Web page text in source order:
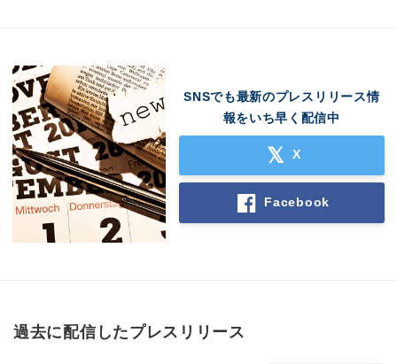
SNSでも最新のプレスリリース情
報をいち早く配信中
X
Facebook
過去に配信したプレスリリース